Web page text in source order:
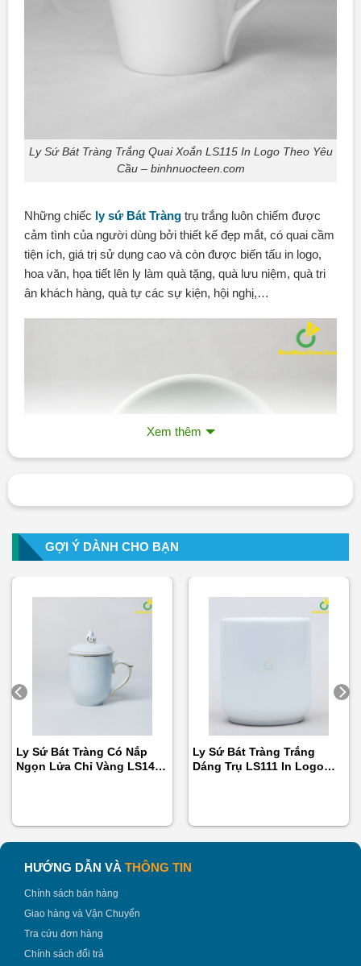
Ly Sứ Bát Tràng Trắng Quai Xoắn LS115 In Logo Theo Yêu
Cầu – binhnuocteen.com
Những chiếc ly sứ Bát Tràngtrụ trắng luôn chiếm được
cảm tình của người dùng bởi thiết kế đẹp mắt, có quai cầm
tiện ích, giá trị sử dụng cao và còn được biến tấu in logo,
hoa văn, họa tiết lên ly làm quà tặng, quà lưu niệm, quà tri
ân khách hàng, quà tự các sự kiện, hội nghị,…
Ly Sứ Bát Tràng Trắng Quai Xoắn LS115 In Logo Theo Yêu
Cầu – binhnuocteen.com
Đặt Mua Ngay
2. Đặc điểm nổi bật của ly sứ LS115
Được sản xuất thủ công ly sứ in logo quà tặng đáp
Thiết kế độc đáo, mới lạ với quai xoắn cùng đường viền
giác bất ngờ và đầy thích thú.
Xem thêm
GỢI Ý DÀNH CHO BẠN
Ly Sứ Bát Tràng Có Nắp
Ngọn Lửa Chỉ Vàng LS141
Ly Sứ Bát Tràng Trắng
Dáng Trụ LS111 In Logo
HƯỚNG DẪN VÀ THÔNG TIN
Chính sách bán hàng
Giao hàng và Vận Chuyển
Tra cứu đơn hàng
Chính sách đổi trả